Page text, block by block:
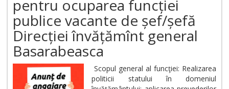
pentru ocuparea funcției
publice vacante de șef/șefă
Direcției învățămînt general
Basarabeasca
Scopul general al funcţiei: Realizarea
politicii statului în domeniul